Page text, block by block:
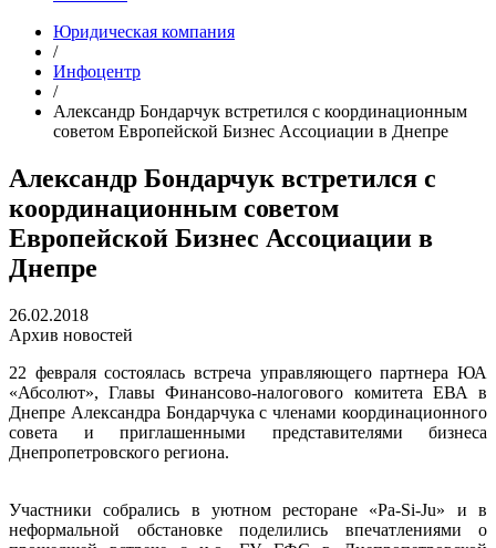
Юридическая компания
/
Инфоцентр
/
Александр Бондарчук встретился с координационным
советом Европейской Бизнес Ассоциации в Днепре
Александр Бондарчук встретился с
координационным советом
Европейской Бизнес Ассоциации в
Днепре
26.02.2018
Архив новостей
22 февраля состоялась встреча управляющего партнера ЮА
«Абсолют», Главы Финансово-налогового комитета ЕВА в
Днепре Александра Бондарчука с членами координационного
совета и приглашенными представителями бизнеса
Днепропетровского региона.
Участники собрались в уютном ресторане «Pa-Si-Ju» и в
неформальной обстановке поделились впечатлениями о